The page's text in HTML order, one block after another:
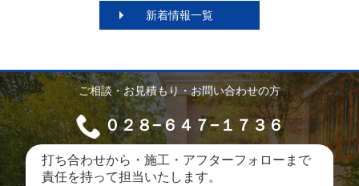
新着情報一覧
ご相談・お見積もり・お問い合わせの方
０２８−６４７−１７３６
打ち合わせから・施工・アフターフォローまで
責任を持って担当いたします。